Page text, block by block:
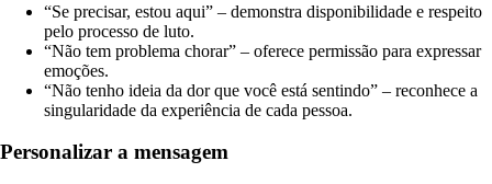
“Se precisar, estou aqui” – demonstra disponibilidade e respeito
pelo processo de luto.
“Não tem problema chorar” – oferece permissão para expressar
emoções.
“Não tenho ideia da dor que você está sentindo” – reconhece a
singularidade da experiência de cada pessoa.
Personalizar a mensagem